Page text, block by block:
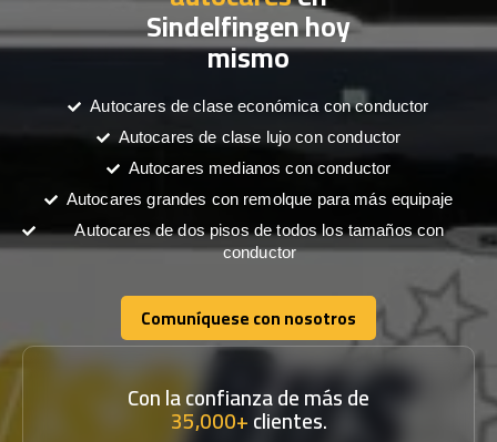
Sindelfingen hoy
mismo
Autocares de clase económica con conductor
Autocares de clase lujo con conductor
Autocares medianos con conductor
Autocares grandes con remolque para más equipaje
Autocares de dos pisos de todos los tamaños con
conductor
Comuníquese con nosotros
Comuníquese con nosotros
Con la confianza de más de
35,000+clientes.